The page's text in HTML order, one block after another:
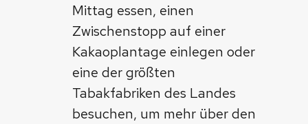
Mittag essen, einen
Zwischenstopp auf einer
Kakaoplantage einlegen oder
eine der größten
Tabakfabriken des Landes
besuchen, um mehr über den